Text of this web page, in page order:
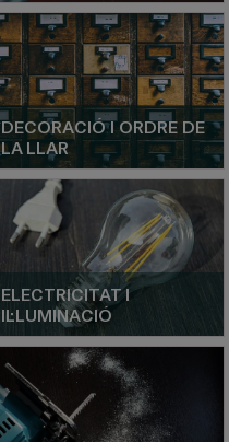
DECORACIÓ I ORDRE DE
LA LLAR
ELECTRICITAT I
IL·LUMINACIÓ